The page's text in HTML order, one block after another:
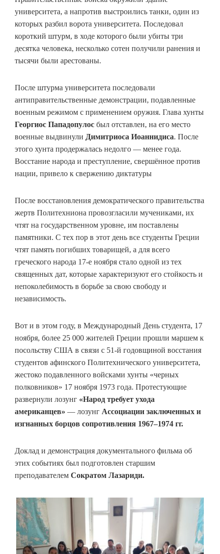
университета, а напротив выстроились танки, один из
которых разбил ворота университета. Последовал
короткий штурм, в ходе которого были убиты три
десятка человека, несколько сотен получили ранения и
тысячи были арестованы.
После штурма университета последовали
антиправительственные демонстрации, подавленные
военным режимом с применением оружия. Глава хунты
Георгиос Пападопулос был отставлен, на его место
военные выдвинули Димитриоса Иоаннидиса. После
этого хунта продержалась недолго — менее года.
Восстание народа и преступление, свершённое против
нации, привело к свержению диктатуры
После восстановления демократического правительства
жертв Политехниона провозгласили мучениками, их
чтят на государственном уровне, им поставлены
памятники. С тех пор в этот день все студенты Греции
чтят память погибших товарищей, а для всего
греческого народа 17-е ноября стало одной из тех
священных дат, которые характеризуют его стойкость и
непоколебимость в борьбе за свою свободу и
независимость.
Вот и в этом году, в Международный День студента, 17
ноября, более 25 000 жителей Греции прошли маршем к
посольству США в связи с 51-й годовщиной восстания
студентов афинского Политехнического университета,
жестоко подавленного войсками хунты «черных
полковников» 17 ноября 1973 года. Протестующие
развернули лозунг «Народ требует ухода
американцев» — лозунг Ассоциации заключенных и
изгнанных борцов сопротивления 1967–1974 гг.
Доклад и демонстрация документального фильма об
этих событиях был подготовлен старшим
преподавателем Сократом Лазариди.